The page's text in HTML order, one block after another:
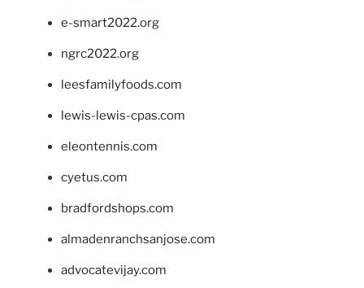
e-smart2022.org
ngrc2022.org
leesfamilyfoods.com
lewis-lewis-cpas.com
eleontennis.com
cyetus.com
bradfordshops.com
almadenranchsanjose.com
advocatevijay.com